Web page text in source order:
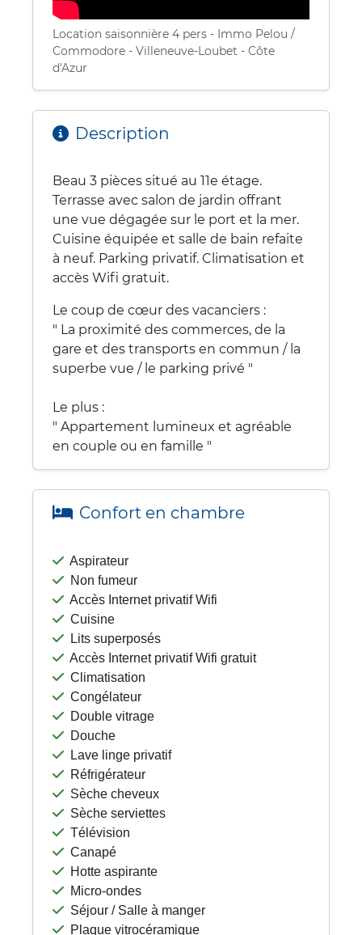
Location saisonnière 4 pers - Immo Pelou /
Commodore - Villeneuve-Loubet - Côte
d'Azur
Description
Beau 3 pièces situé au 11e étage.
Terrasse avec salon de jardin offrant
une vue dégagée sur le port et la mer.
Cuisine équipée et salle de bain refaite
à neuf. Parking privatif. Climatisation et
accès Wifi gratuit.
Le coup de cœur des vacanciers :
" La proximité des commerces, de la
gare et des transports en commun / la
superbe vue / le parking privé "
Le plus :
" Appartement lumineux et agréable
en couple ou en famille "
Confort en chambre
Aspirateur
Non fumeur
Accès Internet privatif Wifi
Cuisine
Lits superposés
Accès Internet privatif Wifi gratuit
Climatisation
Congélateur
Double vitrage
Douche
Lave linge privatif
Réfrigérateur
Sèche cheveux
Sèche serviettes
Télévision
Canapé
Hotte aspirante
Micro-ondes
Séjour / Salle à manger
Plaque vitrocéramique